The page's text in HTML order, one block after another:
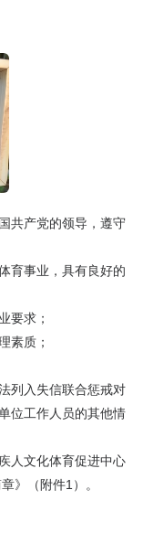
共产党的领导，遵守
事业，具有良好的
要求；
素质；
列入失信联合惩戒对
位工作人员的其他情
人文化体育促进中心
》（附件1）。